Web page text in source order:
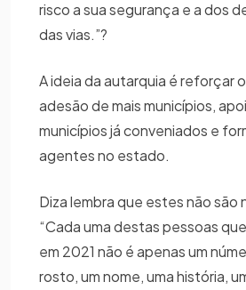
risco a sua segurança e a dos
das vias.”?
A ideia da autarquia é reforçar
adesão de mais municípios,
municípios já conveniados e
agentes no estado.
Diza lembra que estes não são
“Cada uma destas pessoas
em 2021 não é apenas um
rosto, um nome, uma história,